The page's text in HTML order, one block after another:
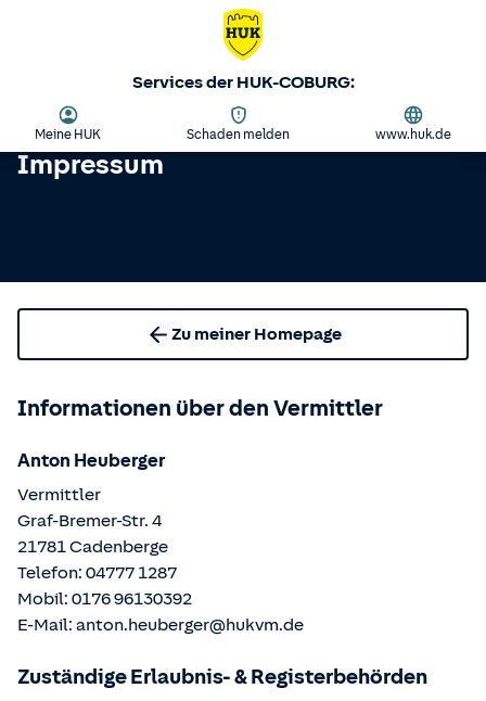
Services der HUK-COBURG:
Meine HUK Schaden melden www.huk.de
Impressum
Zu meiner Homepage
Informationen über den Vermittler
Anton Heuberger
Vermittler
Graf-Bremer-Str. 4
21781Cadenberge
Telefon: 04777 1287
Mobil: 0176 96130392
E-Mail: anton.heuberger@hukvm.de
Zuständige Erlaubnis- & Registerbehörden